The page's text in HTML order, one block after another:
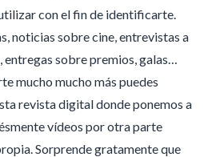
con el fin de identificarte.
noticias sobre cine, entrevistas a
sobre premios, galas…
mucho mucho más puedes
revista digital donde ponemos a
vídeos por otra parte
Sorprende gratamente que